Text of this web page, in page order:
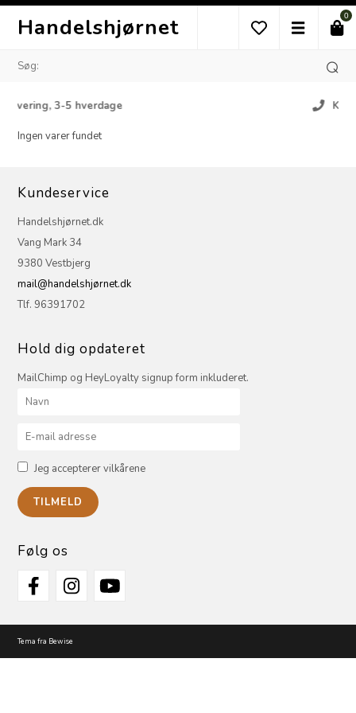
Handelshjørnet 0
3-5 hverdage
Ingen varer fundet
Kundeservice
Handelshjørnet.dk
Vang Mark 34
9380 Vestbjerg
mail@handelshjørnet.dk
Tlf. 96391702
Hold dig opdateret
MailChimp og HeyLoyalty signup form inkluderet.
Jeg accepterer vilkårene
Følg os
Tema fra Bewise